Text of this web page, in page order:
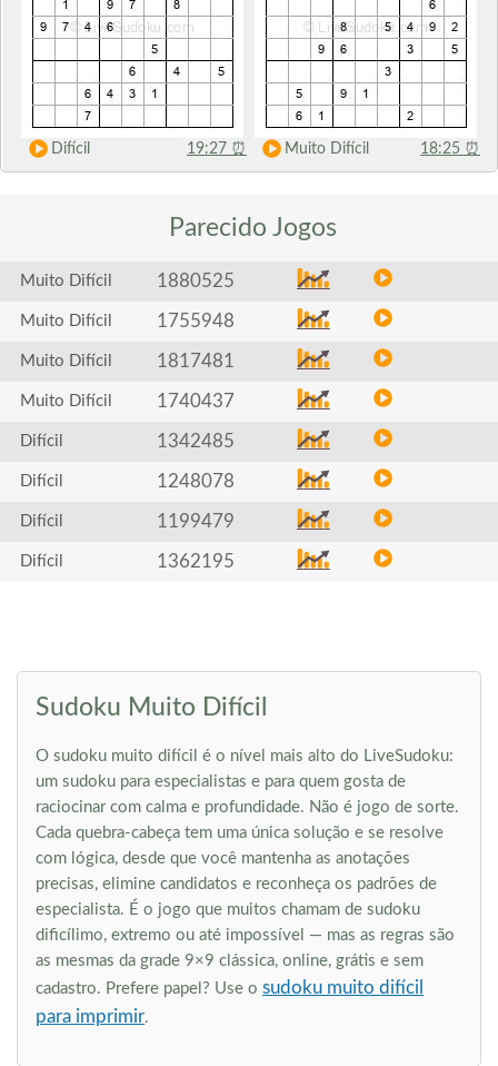
Difícil 19:27 ⏰ Muito Difícil 18:25 ⏰
Parecido Jogos
Muito Difícil 1880525
Muito Difícil 1755948
Muito Difícil 1817481
Muito Difícil 1740437
Difícil 1342485
Difícil 1248078
Difícil 1199479
Difícil 1362195
Sudoku Muito Difícil
O sudoku muito difícil é o nível mais alto do LiveSudoku:
um sudoku para especialistas e para quem gosta de
raciocinar com calma e profundidade. Não é jogo de sorte.
Cada quebra-cabeça tem uma única solução e se resolve
com lógica, desde que você mantenha as anotações
precisas, elimine candidatos e reconheça os padrões de
especialista. É o jogo que muitos chamam de sudoku
dificílimo, extremo ou até impossível — mas as regras são
as mesmas da grade 9×9 clássica, online, grátis e sem
cadastro. Prefere papel? Use o sudoku muito difícil
para imprimir.